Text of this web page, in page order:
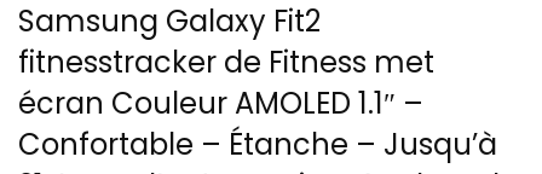
Samsung Galaxy Fit2
fitnesstracker de Fitness met
écran Couleur AMOLED 1.1″ –
Confortable – Étanche – Jusqu’à